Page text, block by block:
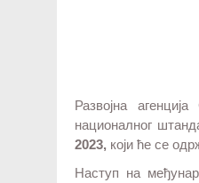
Развојна
националног
2023, који ће се
Наступ на